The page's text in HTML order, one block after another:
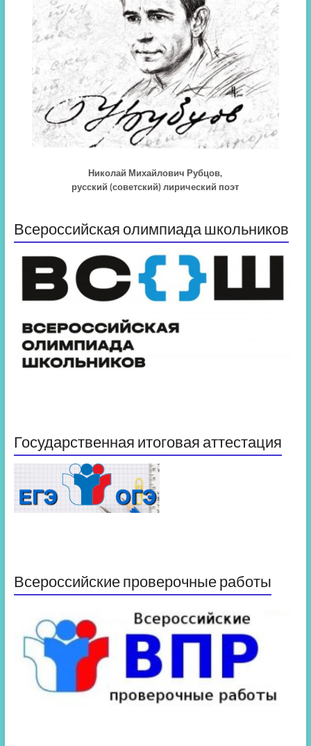
Николай Михайлович Рубцов,
русский (советский) лирический поэт
Всероссийская олимпиада школьников
Государственная итоговая аттестация
Всероссийские проверочные работы